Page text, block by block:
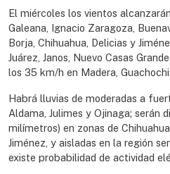
El miércoles los vientos
Galeana, Ignacio Zaragoza,
Borja, Chihuahua, Delicias y
Juárez, Janos, Nuevo Casas
los 35 km/h en Madera,
Habrá lluvias de moderadas a
Aldama, Julimes y Ojinaga; serán
milímetros) en zonas de
Jiménez, y aisladas en la región
existe probabilidad de actividad